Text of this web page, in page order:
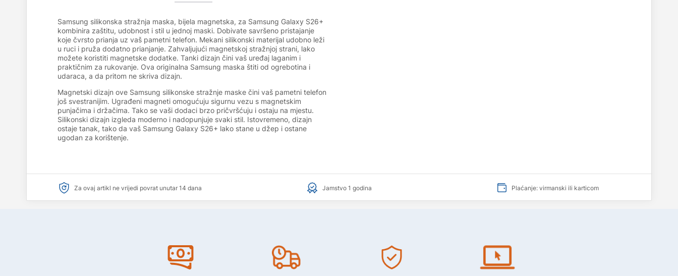
Samsung silikonska stražnja maska, bijela magnetska, za Samsung Galaxy S26+
kombinira zaštitu, udobnost i stil u jednoj maski. Dobivate savršeno pristajanje
koje čvrsto prianja uz vaš pametni telefon. Mekani silikonski materijal udobno leži
u ruci i pruža dodatno prianjanje. Zahvaljujući magnetskoj stražnjoj strani, lako
možete koristiti magnetske dodatke. Tanki dizajn čini vaš uređaj laganim i
praktičnim za rukovanje. Ova originalna Samsung maska štiti od ogrebotina i
udaraca, a da pritom ne skriva dizajn.
Magnetski dizajn ove Samsung silikonske stražnje maske čini vaš pametni telefon
još svestranijim. Ugrađeni magneti omogućuju sigurnu vezu s magnetskim
punjačima i držačima. Tako se vaši dodaci brzo pričvršćuju i ostaju na mjestu.
Silikonski dizajn izgleda moderno i nadopunjuje svaki stil. Istovremeno, dizajn
ostaje tanak, tako da vaš Samsung Galaxy S26+ lako stane u džep i ostane
ugodan za korištenje.
Za ovaj artikl ne vrijedi povrat unutar 14 dana Jamstvo 1 godina Plaćanje: virmanski ili karticom